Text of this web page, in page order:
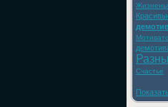
Счастье